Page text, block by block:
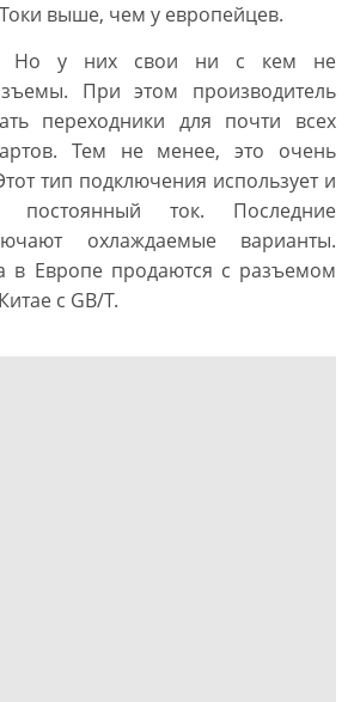
выше, чем у европейцев.
Но у них свои ни с кем не
При этом производитель
переходники для почти всех
Тем не менее, это очень
тип подключения использует и
ток. Последние
охлаждаемые варианты.
в Европе продаются с разъемом
с GB/T.